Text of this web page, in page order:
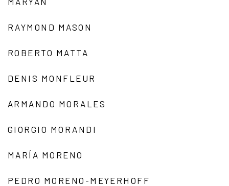
RAYMOND MASON
ROBERTO MATTA
DENIS MONFLEUR
ARMANDO MORALES
GIORGIO MORANDI
MARÍA MORENO
PEDRO MORENO-MEYERHOFF